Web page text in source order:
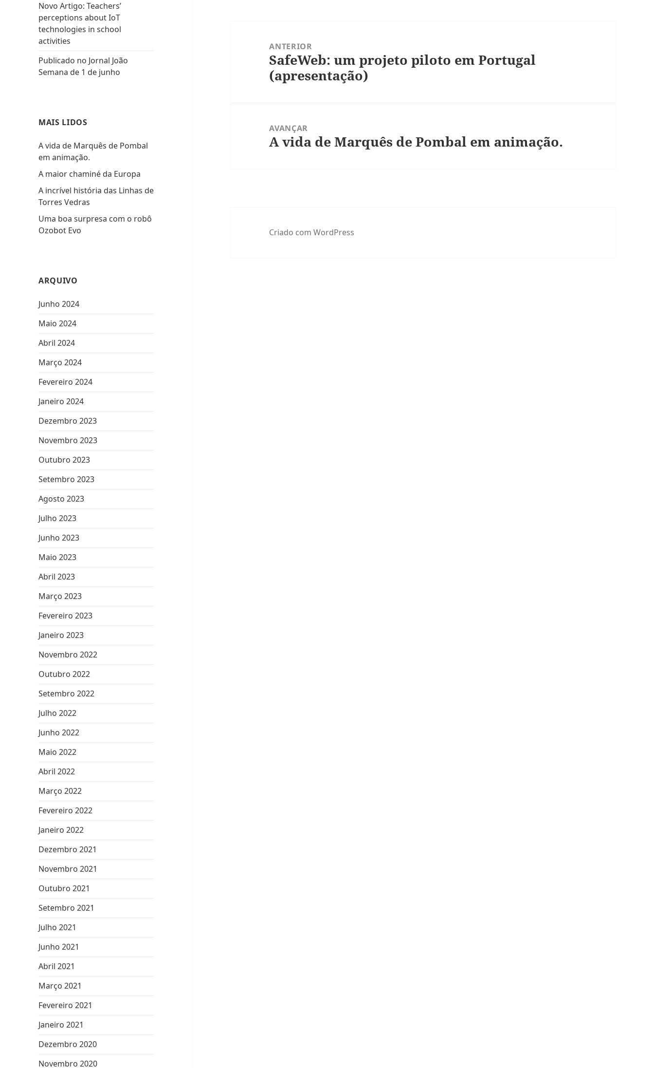
Novo Artigo: Teachers’
perceptions about IoT
technologies in school
activities
Publicado no Jornal João
Semana de 1 de junho
MAIS LIDOS
A vida de Marquês de Pombal
em animação.
A maior chaminé da Europa
A incrível história das Linhas de
Torres Vedras
Uma boa surpresa com o robô
Ozobot Evo
ARQUIVO
Junho 2024
Maio 2024
Abril 2024
Março 2024
Fevereiro 2024
Janeiro 2024
Dezembro 2023
Novembro 2023
Outubro 2023
Setembro 2023
Agosto 2023
Julho 2023
Junho 2023
Maio 2023
Abril 2023
Março 2023
Fevereiro 2023
Janeiro 2023
Novembro 2022
Outubro 2022
Setembro 2022
Julho 2022
Junho 2022
Maio 2022
Abril 2022
Março 2022
Fevereiro 2022
Janeiro 2022
Dezembro 2021
Novembro 2021
Outubro 2021
Setembro 2021
Julho 2021
Junho 2021
Abril 2021
Março 2021
Fevereiro 2021
Janeiro 2021
Dezembro 2020
Novembro 2020
ANTERIOR
Artigo
anterior:
SafeWeb: um projeto piloto em Portugal
(apresentação)
AVANÇAR
Artigo
A vida de Marquês de Pombal em animação.
Criado com WordPress